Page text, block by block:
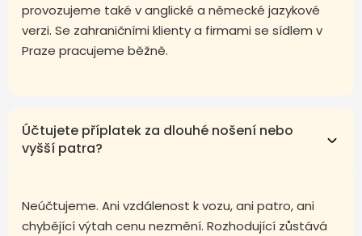
provozujeme také v anglické a německé jazykové
verzi. Se zahraničními klienty a firmami se sídlem v
Praze pracujeme běžně.
Účtujete příplatek za dlouhé nošení nebo
vyšší patra?
Neúčtujeme. Ani vzdálenost k vozu, ani patro, ani
chybějící výtah cenu nezmění. Rozhodující zůstává